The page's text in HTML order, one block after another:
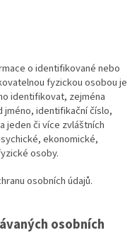
o identifikované nebo
fyzickou osobou je
identifikovat, zejména
jméno, identifikační číslo,
jeden či více zvláštních
ekonomické,
osoby.
osobních údajů.
osobních